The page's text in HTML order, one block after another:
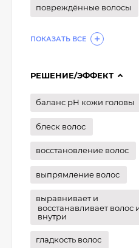
повреждённые волосы
ПОКАЗАТЬ ВСЕ
РЕШЕНИЕ/ЭФФЕКТ
баланс рН кожи головы
блеск волос
восстановление волос
выпрямление волос
выравнивает и
восстанавливает волос
внутри
гладкость волос